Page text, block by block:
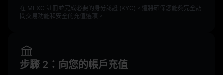
在 MEXC 註冊並完成必要的身分認證 (KYC)。這將確保您能夠完全訪
問交易功能和安全的充值選項。
步驟 2：向您的帳戶充值